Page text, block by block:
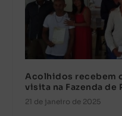
Acolhidos recebem
visita na Fazenda de
21 de janeiro de 2025